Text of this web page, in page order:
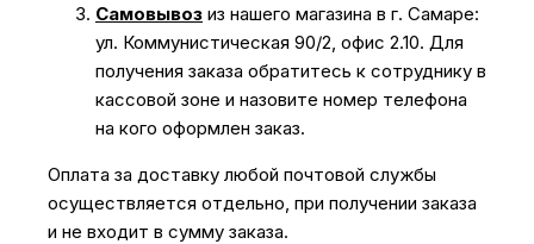
Самовывоз из нашего магазина в г. Самаре:
ул. Коммунистическая 90/2, офис 2.10. Для
получения заказа обратитесь к сотруднику в
кассовой зоне и назовите номер телефона
на кого оформлен заказ.
Оплата за доставку любой почтовой службы
осуществляется отдельно, при получении заказа
и не входит в сумму заказа.